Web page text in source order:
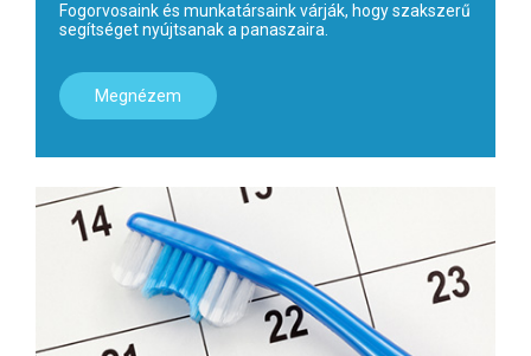
Fogorvosaink és munkatársaink várják, hogy szakszerű
segítséget nyújtsanak a panaszaira.
Megnézem